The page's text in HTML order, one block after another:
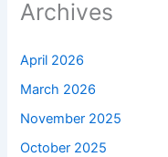
Archives
April 2026
March 2026
November 2025
October 2025